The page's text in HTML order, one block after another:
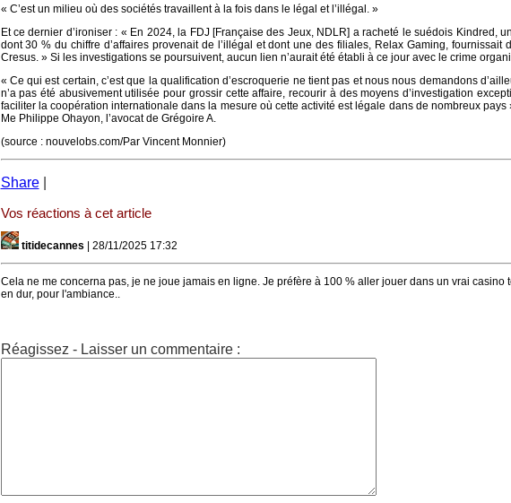
« C’est un milieu où des sociétés travaillent à la fois dans le légal et l’illégal. »
Et ce dernier d’ironiser : « En 2024, la FDJ [Française des Jeux, NDLR] a racheté le suédois Kindred,
dont 30 % du chiffre d’affaires provenait de l’illégal et dont une des filiales, Relax Gaming, fournissait
Cresus. » Si les investigations se poursuivent, aucun lien n’aurait été établi à ce jour avec le crime
« Ce qui est certain, c’est que la qualification d’escroquerie ne tient pas et nous nous demandons
n’a pas été abusivement utilisée pour grossir cette affaire, recourir à des moyens d’investigation
faciliter la coopération internationale dans la mesure où cette activité est légale dans de nombreux pays
Me Philippe Ohayon, l’avocat de Grégoire A.
(source : nouvelobs.com/Par Vincent Monnier)
Share
Vos réactions à cet article
titidecannes | 28/11/2025 17:32
Cela ne me concerna pas, je ne joue jamais en ligne. Je préfère à 100 % aller jouer dans un vrai casino
en dur, pour l'ambiance..
Réagissez - Laisser un commentaire :